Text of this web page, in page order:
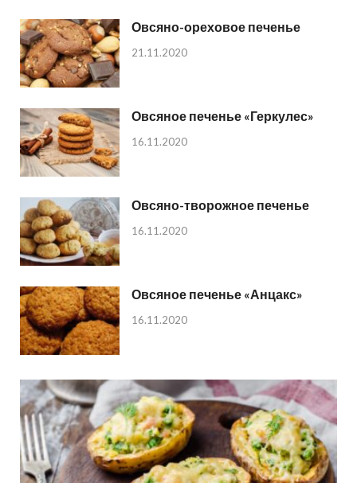
Овсяно-ореховое печенье
21.11.2020
Овсяное печенье «Геркулес»
16.11.2020
Овсяно-творожное печенье
16.11.2020
Овсяное печенье «Анцакс»
16.11.2020